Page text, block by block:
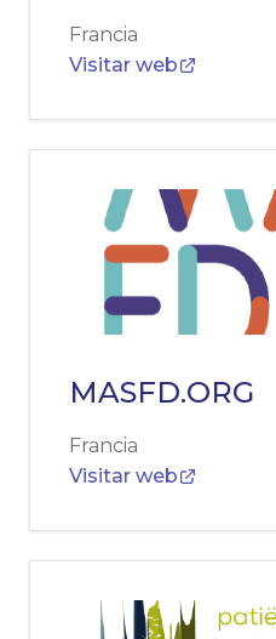
Francia
Visitar web
MASFD.ORG
Francia
Visitar web